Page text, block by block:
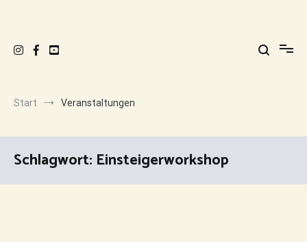
Start Veranstaltungen
Schlagwort: Einsteigerworkshop